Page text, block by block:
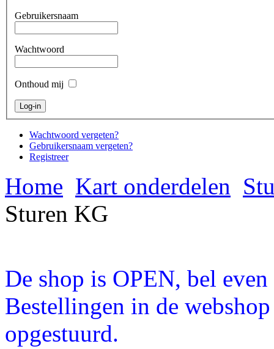
Gebruikersnaam
Wachtwoord
Onthoud mij
Wachtwoord vergeten?
Gebruikersnaam vergeten?
Registreer
Home Kart onderdelen
Sturen KG
De shop is OPEN, bel
Bestellingen in de
opgestuurd.